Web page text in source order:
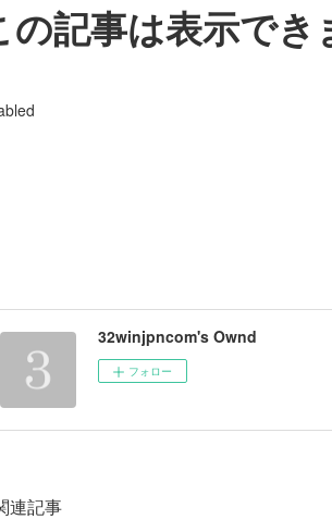
の記事は表示でき
32winjpncom's Ownd
フォロー
連記事